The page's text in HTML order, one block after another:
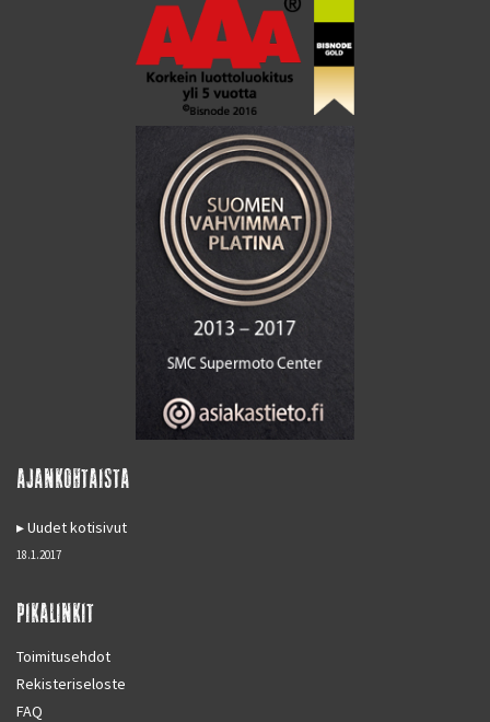
AJANKOHTAISTA
Uudet kotisivut
18.1.2017
PIKALINKIT
Toimitusehdot
Rekisteriseloste
FAQ